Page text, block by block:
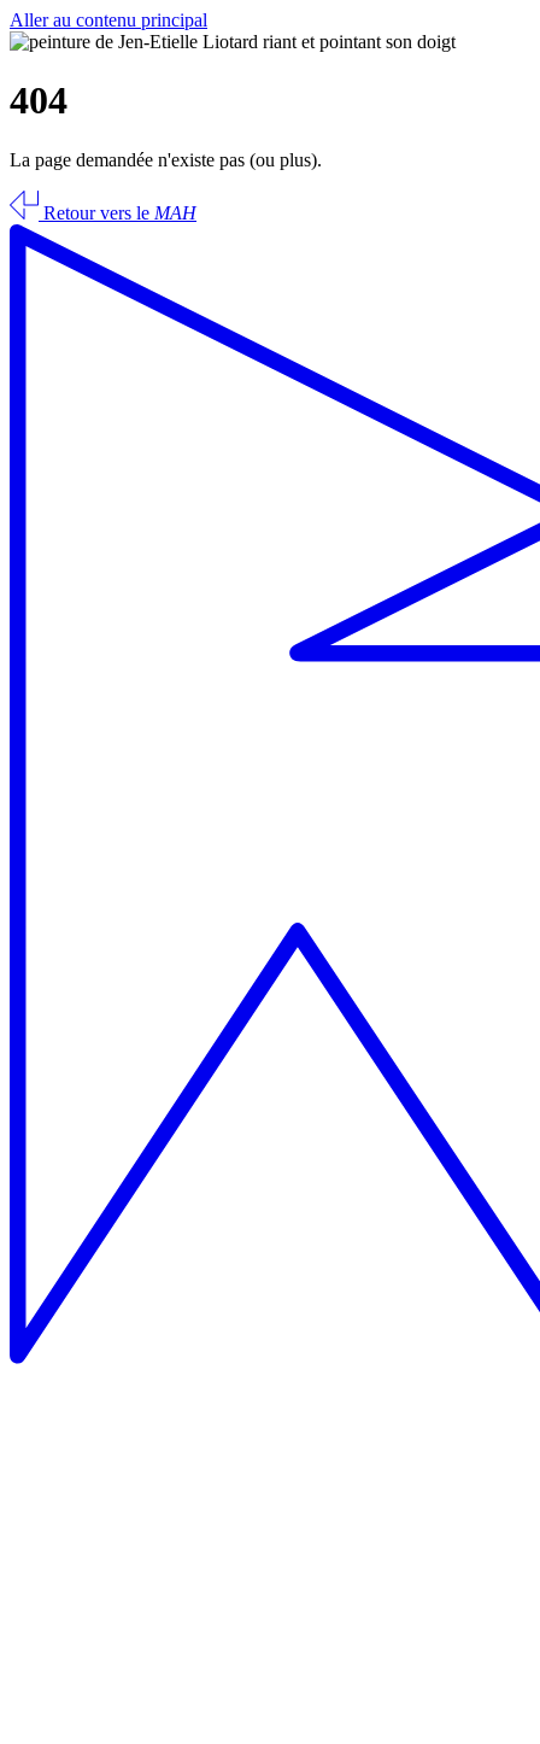
Aller au contenu principal
404
La page demandée n'existe pas (ou plus).
Retour vers le MAH